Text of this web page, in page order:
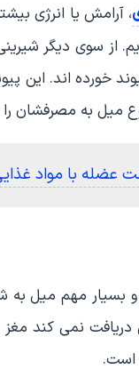
، آرامش یا انرژی
از سوی دیگر
خورده اند. این
به مصرفشان
عضله با مواد
بسیار مهم میل
نمی کند مغز
است.